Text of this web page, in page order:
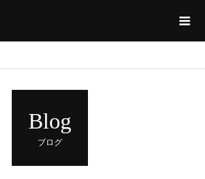
Blog
ブログ